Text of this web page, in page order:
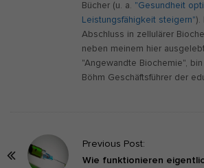
Bücher (u. a. "Gesundheit
Leistungsfähigkeit steigern").
Abschluss in zellulärer
neben meinem hier
"Angewandte Biochemie",
Böhm Geschäftsführer der
Previous Post:
Wie funktionieren